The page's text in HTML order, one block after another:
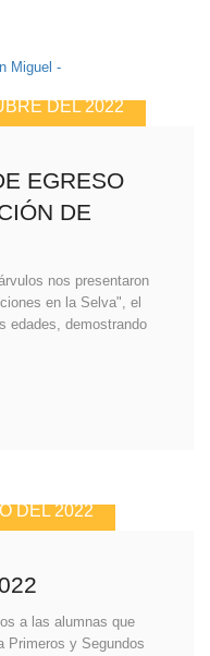
DEL 2022
EGRESO
DE
nos presentaron
en la Selva", el
edades, demostrando
DEL 2022
a las alumnas que
Primeros y Segundos